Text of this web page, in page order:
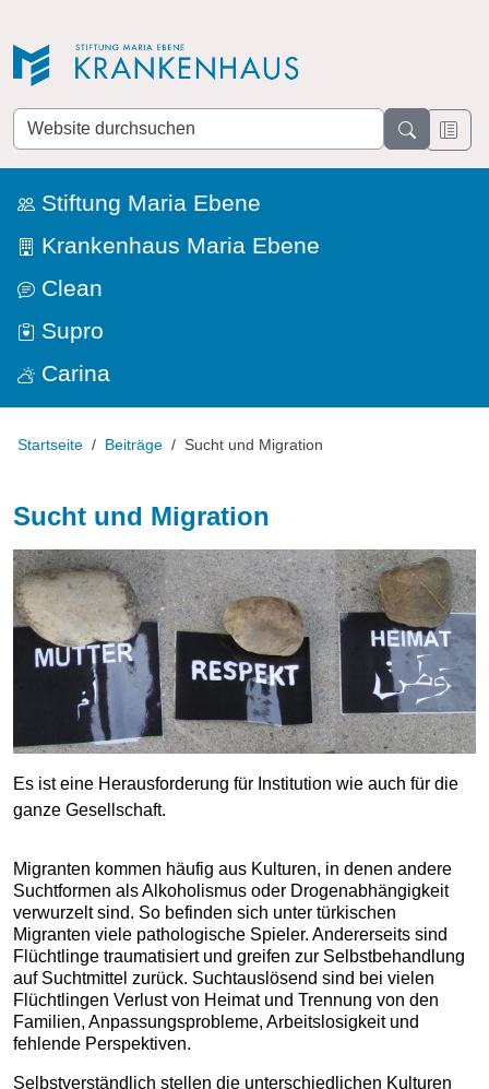
Website
durchsuchen
Stiftung Maria Ebene
Krankenhaus Maria Ebene
Clean
Supro
Carina
Startseite Beiträge Sucht und Migration
Sucht und Migration
Es ist eine Herausforderung für Institution wie auch für die
ganze Gesellschaft.
Migranten kommen häufig aus Kulturen, in denen andere
Suchtformen als Alkoholismus oder Drogenabhängigkeit
verwurzelt sind. So befinden sich unter türkischen
Migranten viele pathologische Spieler. Andererseits sind
Flüchtlinge traumatisiert und greifen zur Selbstbehandlung
auf Suchtmittel zurück. Suchtauslösend sind bei vielen
Flüchtlingen Verlust von Heimat und Trennung von den
Familien, Anpassungsprobleme, Arbeitslosigkeit und
fehlende Perspektiven.
Selbstverständlich stellen die unterschiedlichen Kulturen